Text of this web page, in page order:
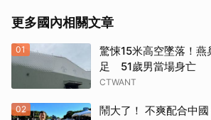
更多國內相關文章
01
驚悚15米高空墜落！燕
足 51歲男當場身亡
CTWANT
02
鬧大了！ 不爽配合中